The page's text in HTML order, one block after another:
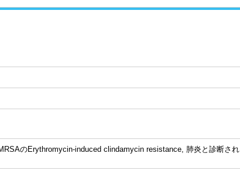
のErythromycin-induced clindamycin resistance, 肺炎と診断され